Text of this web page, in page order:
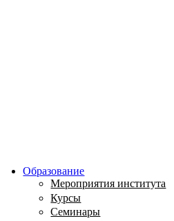
Образование
Мероприятия института
Курсы
Семинары